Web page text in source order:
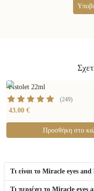
Pistolet 22ml
(249)
43.00 €
Προσθήκη στο
Τι είναι το Miracle eyes
Τι περιέχει το Miracle eyes